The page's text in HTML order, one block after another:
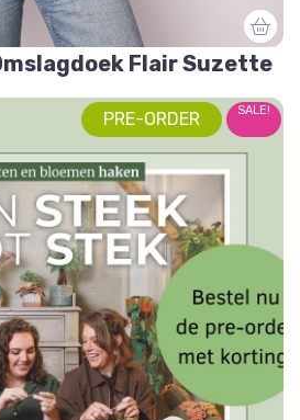
Flair Suzette
PRE-ORDER SALE!